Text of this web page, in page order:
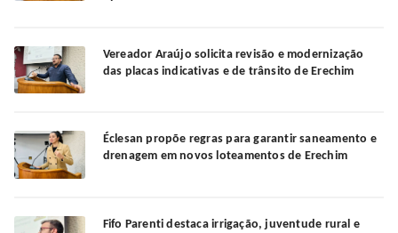
Vereador Araújo solicita revisão e modernização
das placas indicativas e de trânsito de Erechim
Éclesan propõe regras para garantir saneamento e
drenagem em novos loteamentos de Erechim
Fifo Parenti destaca irrigação, juventude rural e